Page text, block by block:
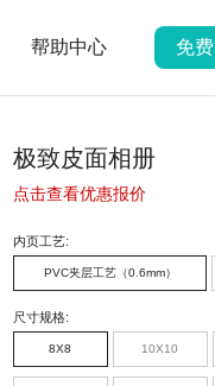
帮助中心 免
极致皮面相册
点击查看优惠报价
内页工艺:
PVC夹层工艺（0.6mm）
尺寸规格:
8X8 10X10